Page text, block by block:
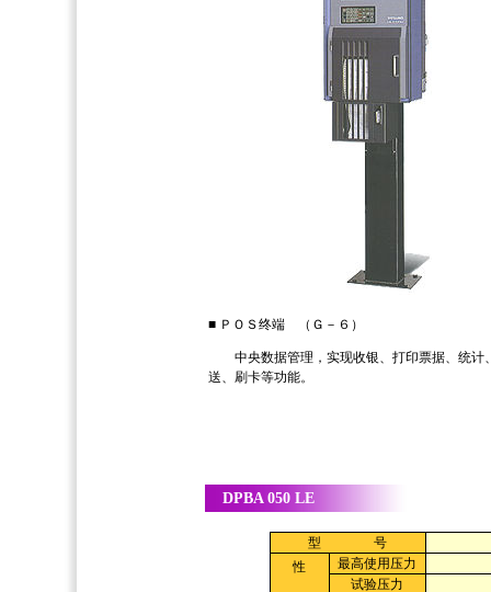
■ ＰＯＳ终端 （Ｇ－６）
中央数据管理，实现收银、打印票据、统计
送、刷卡等功能。
DPBA 050 LE
型 号
性
最高使用压力
试验压力